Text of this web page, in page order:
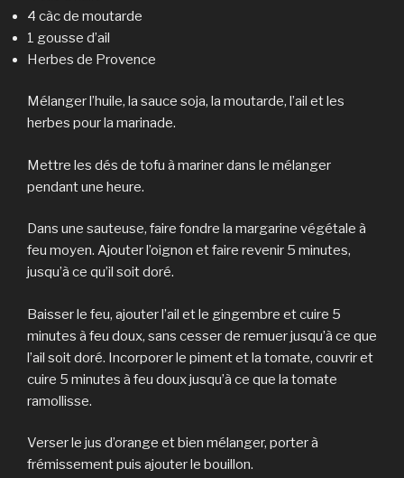
4 càc de moutarde
1 gousse d’ail
Herbes de Provence
Mélanger l’huile, la sauce soja, la moutarde, l’ail et les
herbes pour la marinade.
Mettre les dés de tofu à mariner dans le mélanger
pendant une heure.
Dans une sauteuse, faire fondre la margarine végétale à
feu moyen. Ajouter l’oignon et faire revenir 5 minutes,
jusqu’à ce qu’il soit doré.
Baisser le feu, ajouter l’ail et le gingembre et cuire 5
minutes à feu doux, sans cesser de remuer jusqu’à ce que
l’ail soit doré. Incorporer le piment et la tomate, couvrir et
cuire 5 minutes à feu doux jusqu’à ce que la tomate
ramollisse.
Verser le jus d’orange et bien mélanger, porter à
frémissement puis ajouter le bouillon.